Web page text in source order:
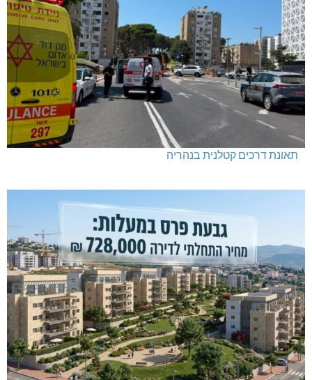
נחל כזיב: חילוץ בעומס החום הכבד